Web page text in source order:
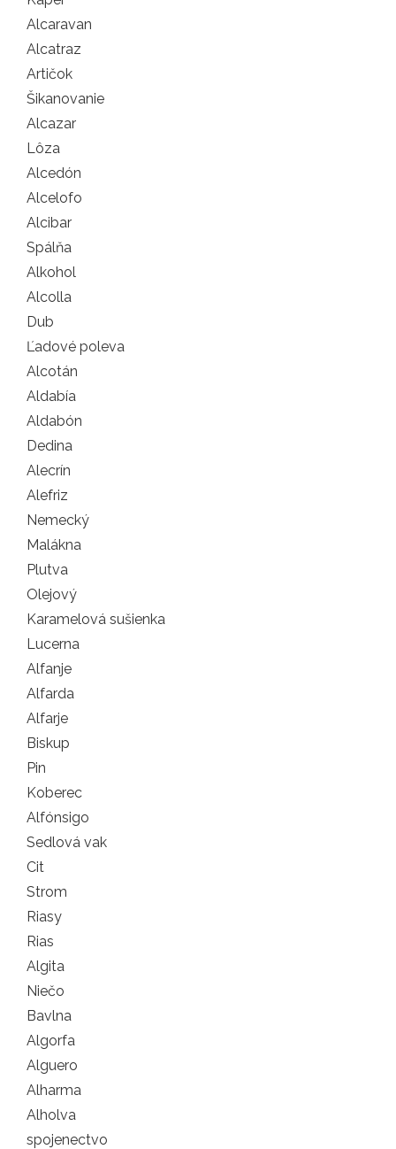
Alcaravan
Alcatraz
Artičok
Šikanovanie
Alcazar
Lôza
Alcedón
Alcelofo
Alcibar
Spálňa
Alkohol
Alcolla
Dub
Ľadové poleva
Alcotán
Aldabía
Aldabón
Dedina
Alecrín
Alefriz
Nemecký
Malákna
Plutva
Olejový
Karamelová sušienka
Lucerna
Alfanje
Alfarda
Alfarje
Biskup
Pin
Koberec
Alfónsigo
Sedlová vak
Cit
Strom
Riasy
Rias
Algita
Niečo
Bavlna
Algorfa
Alguero
Alharma
Alholva
spojenectvo